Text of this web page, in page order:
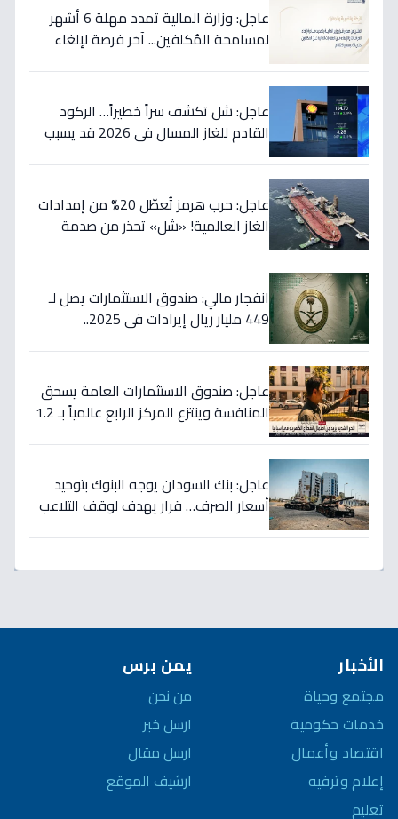
عاجل: وزارة المالية تمدد مهلة 6 أشهر
لمسامحة المُكلفين... آخر فرصة لإلغاء
عاجل: شل تكشف سراً خطيراً… الركود
القادم للغاز المسال في 2026 قد يسبب
عاجل: حرب هرمز تُعطّل 20% من إمدادات
الغاز العالمية! «شل» تحذر من صدمة
انفجار مالي: صندوق الاستثمارات يصل لـ
449 مليار ريال إيرادات في 2025..
عاجل: صندوق الاستثمارات العامة يسحق
المنافسة وينتزع المركز الرابع عالمياً بـ 1.2
عاجل: بنك السودان يوجه البنوك بتوحيد
أسعار الصرف… قرار يهدف لوقف التلاعب
الأخبار
مجتمع وحياة
خدمات حكومية
اقتصاد وأعمال
إعلام وترفيه
تعليم
يمن برس
من نحن
ارسل خبر
ارسل مقال
ارشيف الموقع